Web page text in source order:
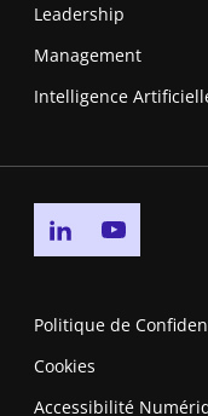
Leadership
Management
Intelligence
Go to linkedin page
Politique de
Cookies
Accessibilité